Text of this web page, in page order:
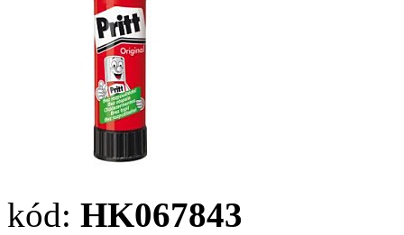
kód: HK067843